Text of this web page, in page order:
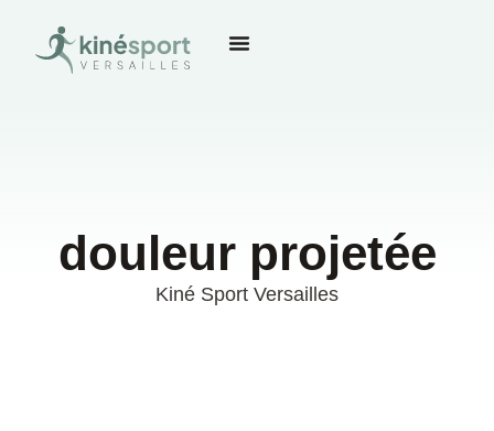
douleur projetée
Kiné Sport Versailles